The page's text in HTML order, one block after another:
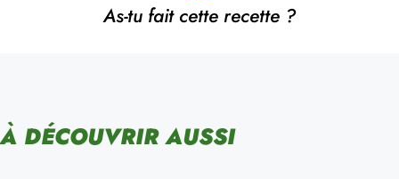
As-tu fait cette recette ?
À DÉCOUVRIR AUSSI